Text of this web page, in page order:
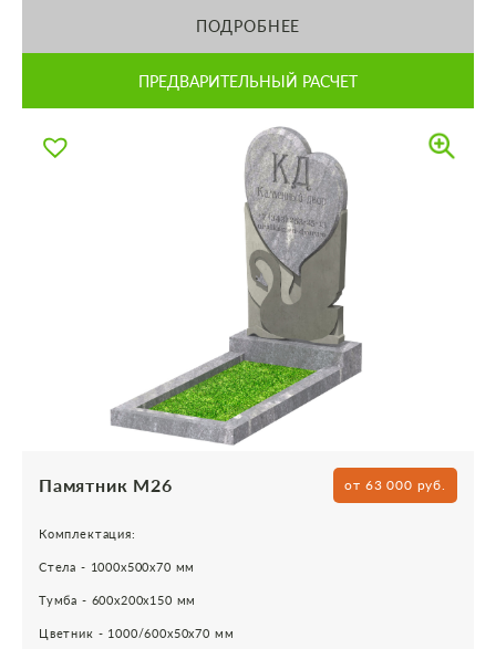
ПОДРОБНЕЕ
ПРЕДВАРИТЕЛЬНЫЙ РАСЧЕТ
Памятник М26 от 63 000 руб.
Комплектация:
Стела - 1000х500х70 мм
Тумба - 600х200х150 мм
Цветник - 1000/600х50х70 мм